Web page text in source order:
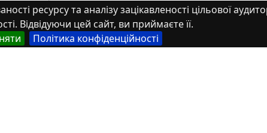
ресурсу та аналізу зацікавленості цільової
Відвідуючи цей сайт, ви приймаєте її.
Політика конфіденційності